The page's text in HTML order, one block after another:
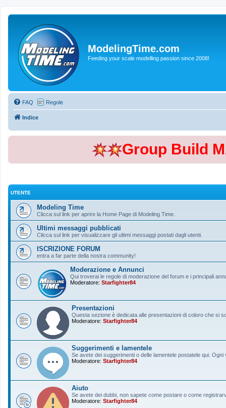
ModelingTime.com
Feeding your scale modelling passion since 2008!
FAQ Regole
Indice
Group Build
UTENTE
Modeling Time
Clicca sul link per aprire la Home Page di Modeling Time.
Ultimi messaggi pubblicati
Clicca sul link per visualizzare gli ultimi messaggi postati dagli utenti.
ISCRIZIONE FORUM
entra a far parte della nostra community!
Moderazione e Annunci
Qui troverai le regole di moderazione del forum e i principali
Moderatore: Starfighter84
Presentazioni
Questa sezione è dedicata alle presentazioni di coloro che si
Moderatore: Starfighter84
Suggerimenti e lamentele
Se avete dei suggerimenti o delle lamentele postatele qui.
Moderatore: Starfighter84
Aiuto
Se avete dei dubbi, non sapete come postare o come
Moderatore: Starfighter84